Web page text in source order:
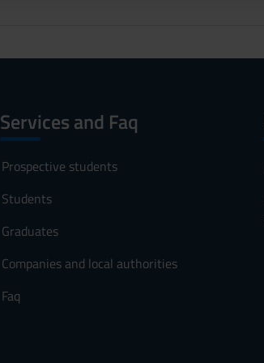
Services and Faq
Prospective students
Students
Graduates
Companies and local authorities
Faq